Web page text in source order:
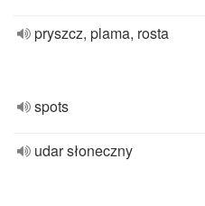
pryszcz, plama, rosta
spots
udar słoneczny